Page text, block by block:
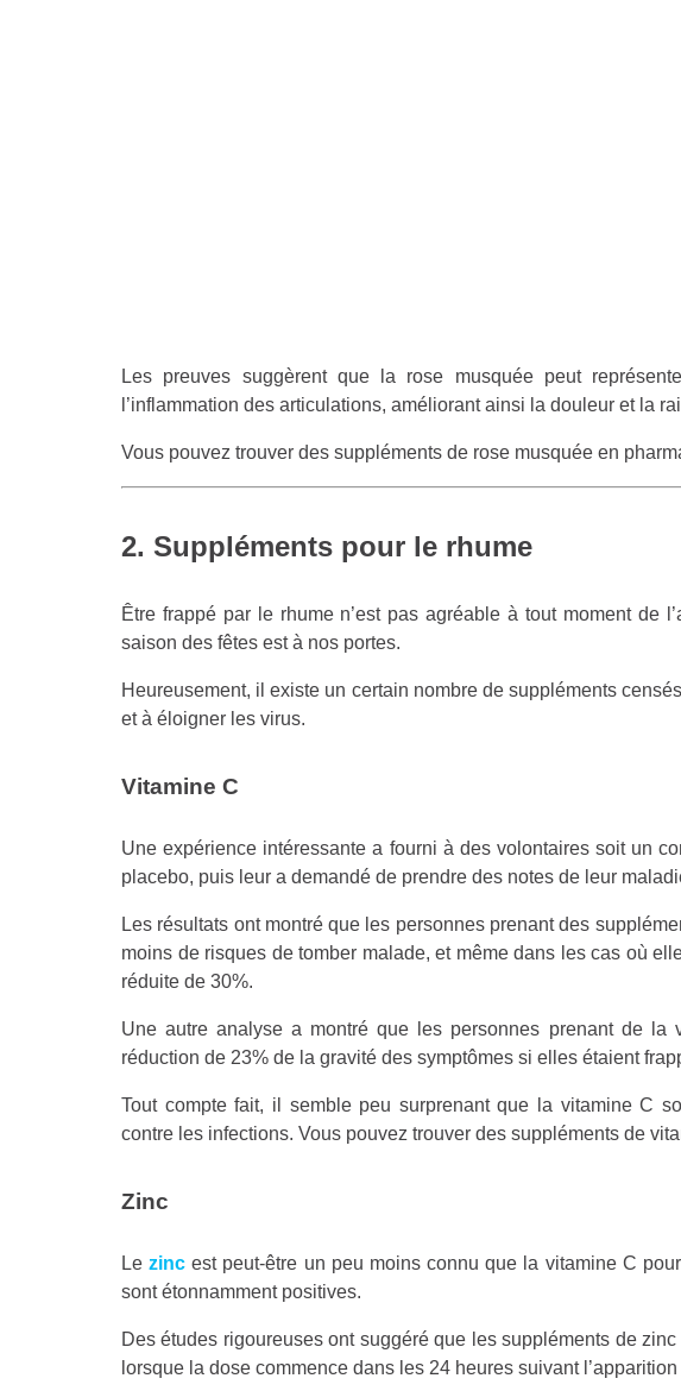
Les preuves suggèrent que la rose musquée peut
l’inflammation des articulations, améliorant ainsi la douleur et la
Vous pouvez trouver des suppléments de rose musquée en
2. Suppléments pour le rhume
Être frappé par le rhume n’est pas agréable à tout moment de
saison des fêtes est à nos portes.
Heureusement, il existe un certain nombre de suppléments
et à éloigner les virus.
Vitamine C
Une expérience intéressante a fourni à des volontaires soit un
placebo, puis leur a demandé de prendre des notes de leur
Les résultats ont montré que les personnes prenant des
moins de risques de tomber malade, et même dans les cas où
réduite de 30%.
Une autre analyse a montré que les personnes prenant de la
réduction de 23% de la gravité des symptômes si elles étaient
Tout compte fait, il semble peu surprenant que la vitamine C
contre les infections. Vous pouvez trouver des suppléments de
Zinc
Lezinc est peut-être un peu moins connu que la vitamine C
sont étonnamment positives.
Des études rigoureuses ont suggéré que les suppléments de
lorsque la dose commence dans les 24 heures suivant